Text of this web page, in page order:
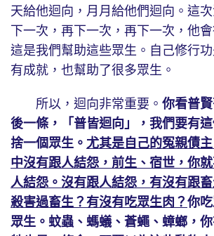
天給他迴向，月月給他們迴向。這次
下一次，再下一次，再下一次，他
這是我們幫助這些眾生。自己修行
有成就，也幫助了很多眾生。
所以，迴向非常重要。 你看普
後一條，「普皆迴向」，我們要有
捨一個眾生。 尤其是自己的冤親債
中沒有跟人結怨，前生、宿世，你
人結怨。沒有跟人結怨，有沒有跟
殺害過畜生？有沒有吃眾生肉？ 你
眾生。蚊蟲、螞蟻、蒼蠅、蟑螂，